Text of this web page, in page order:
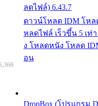
ลดไฟล์) 6.43.7
ดาวน์โหลด IDM โหลด
หลดไฟล์ เร็วขึ้น 5 เท่
ง โหลดหนัง โหลด
อน
DropBox (โปรแกรม